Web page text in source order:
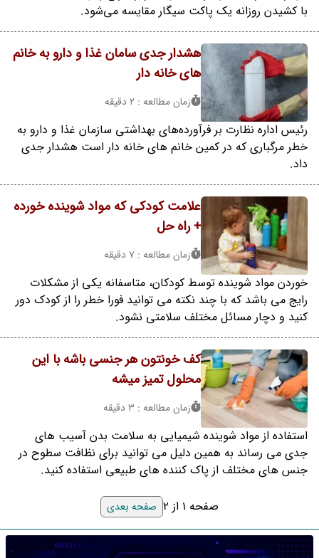
با کشیدن روزانه یک پاکت سیگار مقایسه می‌شود.
هشدار جدی سامان غذا و دارو به خانم
های خانه دار
زمان مطالعه : 2 دقیقه
رئیس اداره نظارت بر فرآورده‌های بهداشتی سازمان غذا و دارو به
خطر مرگباری که در کمین خانم های خانه دار است هشدار جدی
داد.
علامت کودکی که مواد شوینده خورده
+ راه حل
زمان مطالعه : 7 دقیقه
خوردن مواد شوینده توسط کودکان، متاسفانه یکی از مشکلات
رایج می باشد که با چند نکته می توانید فورا خطر را از کودک دور
کنید و دچار مسائل مختلف سلامتی نشود.
کف خونتون هر جنسی باشه با این
محلول تمیز میشه
زمان مطالعه : 3 دقیقه
استفاده از مواد شوینده شیمیایی به سلامت بدن آسیب های
جدی می رساند به همین دلیل می توانید برای نظافت سطوح در
جنس های مختلف از پاک کننده های طبیعی استفاده کنید.
صفحه 1 از 2 صفحه بعدی